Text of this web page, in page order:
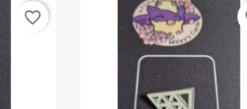
favorite_border